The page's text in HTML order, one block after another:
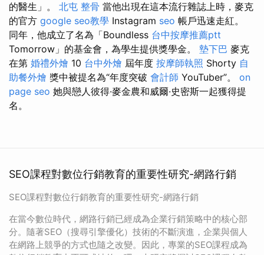
的醫生」。 北屯 整骨 當他出現在這本流行雜誌上時，麥克
的官方 google seo教學 Instagram seo 帳戶迅速走紅。
同年，他成立了名為「Boundless 台中按摩推薦ptt
Tomorrow」的基金會，為學生提供獎學金。 墊下巴 麥克
在第 婚禮外燴 10 台中外燴 屆年度 按摩師執照 Shorty 自
助餐外燴 獎中被提名為“年度突破 會計師 YouTuber”。 on
page seo 她與戀人彼得·麥金農和威爾·史密斯一起獲得提
名。
SEO課程對數位行銷教育的重要性研究-網路行銷
SEO課程對數位行銷教育的重要性研究-網路行銷
在當今數位時代，網路行銷已經成為企業行銷策略中的核心部
分。隨著SEO（搜尋引擎優化）技術的不斷演進，企業與個人
在網路上競爭的方式也隨之改變。因此，專業的SEO課程成為